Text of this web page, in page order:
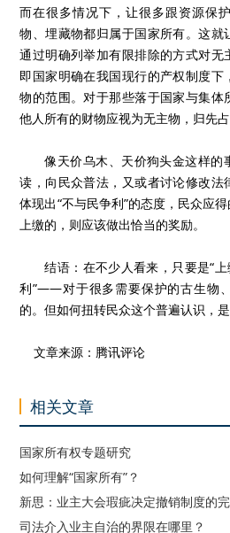
而在很多情况下，让很多跟资源保
物、埋藏物都归属于国家所有。这就
通过明确列举加有限排除的方式对无
即国家明确在我国现行的产权制度下
物的范围。对于那些落于国家与集体
他人所有的财物应视为无主物，归先占
像天价乌木、天价狗头金这样的
读，向民众普法，又或者讨论修改法
体现出“不与民争利”的态度，民众应
上缴的，则应该做出恰当的奖励。
结语：在不少人看来，只要是“
利”——对于很多需要保护的古生物
的。但如何扭转民众这个普遍认识，
文章来源：腾讯评论
相关文章
国家所有权专题研究
如何理解“国家所有”？
新思：业主大会瑕疵决定撤销制度的
司法介入业主自治的界限在哪里？